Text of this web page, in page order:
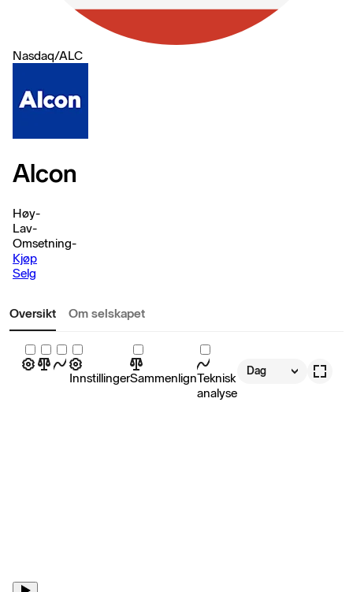
Nasdaq/ALC
Alcon
Høy-
Lav-
Omsetning-
Kjøp
Selg
Oversikt Om selskapet
InnstillingerSammenlignTeknisk
analyse
Dag